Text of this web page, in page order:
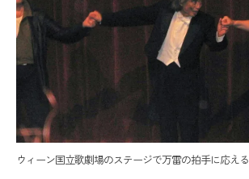
ウィーン国立歌劇場のステージで万雷の拍手に応え